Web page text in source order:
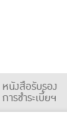
หนังสือรับรอง
การชำระเบี้ยฯ